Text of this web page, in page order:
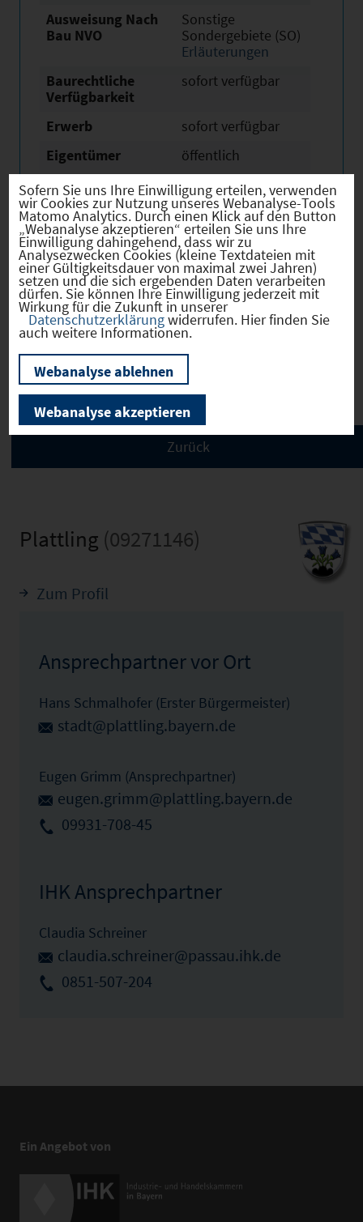
Ausweisung Nach
Bau NVO
Sonstige
Sondergebiete (SO)
Erläuterungen
Baurechtliche
Verfügbarkeit
sofort verfügbar
Erwerb
sofort verfügbar
Eigentümer
öffentlich
Derzeitige Nutzung
Land- oder
Fortwirtschaftlich
Verkehr
Infrastruktur
Plattling (09271146)
Zum Profil
Ansprechpartner vor Ort
Hans Schmalhofer (Erster Bürgermeister)
stadt@plattling.bayern.de
Eugen Grimm (Ansprechpartner)
eugen.grimm@plattling.bayern.de
09931-708-45
IHK Ansprechpartner
Claudia Schreiner
claudia.schreiner@passau.ihk.de
0851-507-204
Ein Angebot von
Sofern Sie uns Ihre Einwilligung erteilen, verwenden
wir Cookies zur Nutzung unseres Webanalyse-Tools
Matomo Analytics. Durch einen Klick auf den Button
„Webanalyse akzeptieren“ erteilen Sie uns Ihre
Einwilligung dahingehend, dass wir zu
Analysezwecken Cookies (kleine Textdateien mit
einer Gültigkeitsdauer von maximal zwei Jahren)
setzen und die sich ergebenden Daten verarbeiten
dürfen. Sie können Ihre Einwilligung jederzeit mit
Wirkung für die Zukunft in unserer
Datenschutzerklärungwiderrufen. Hier finden Sie
auch weitere Informationen.
Webanalyse ablehnen
Webanalyse akzeptieren